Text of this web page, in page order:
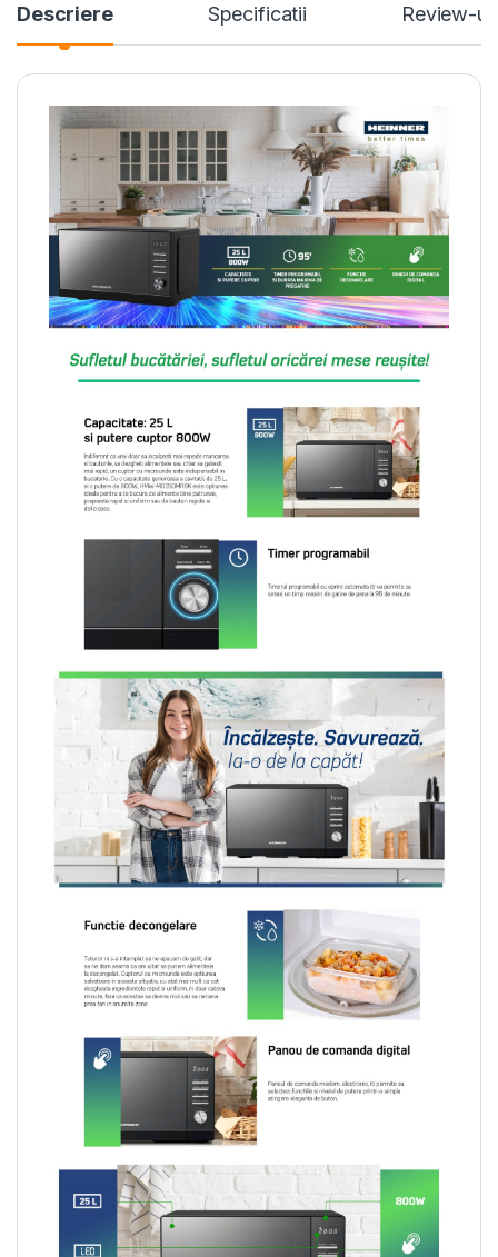
Descriere Specificatii Review-uri